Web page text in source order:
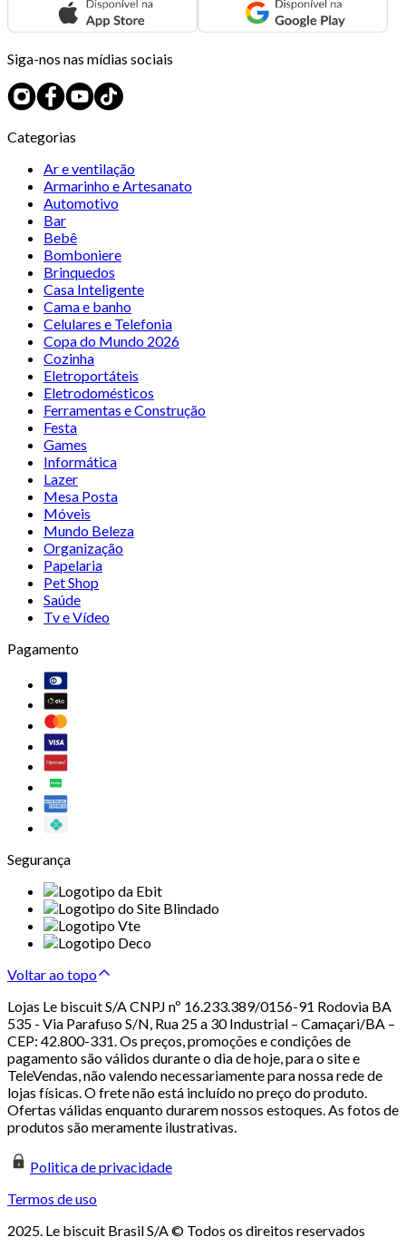
Siga-nos nas mídias sociais
Categorias
Ar e ventilação
Armarinho e Artesanato
Automotivo
Bar
Bebê
Bomboniere
Brinquedos
Casa Inteligente
Cama e banho
Celulares e Telefonia
Copa do Mundo 2026
Cozinha
Eletroportáteis
Eletrodomésticos
Ferramentas e Construção
Festa
Games
Informática
Lazer
Mesa Posta
Móveis
Mundo Beleza
Organização
Papelaria
Pet Shop
Saúde
Tv e Vídeo
Pagamento
Segurança
Voltar ao topo
Lojas Le biscuit S/A CNPJ nº 16.233.389/0156-91 Rodovia BA
535 - Via Parafuso S/N, Rua 25 a 30 Industrial – Camaçari/BA –
CEP: 42.800-331. Os preços, promoções e condições de
pagamento são válidos durante o dia de hoje, para o site e
TeleVendas, não valendo necessariamente para nossa rede de
lojas físicas. O frete não está incluído no preço do produto.
Ofertas válidas enquanto durarem nossos estoques. As fotos de
produtos são meramente ilustrativas.
Politica de privacidade
Termos de uso
2025. Le biscuit Brasil S/A © Todos os direitos reservados